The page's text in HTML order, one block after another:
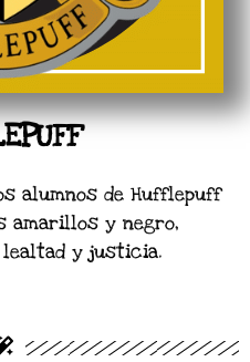
alumnos de Hufflepuff
amarillos y negro,
y justicia.